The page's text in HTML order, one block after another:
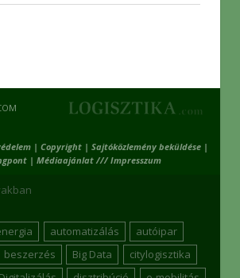
| Copyright | Sajtóközlemény beküldése |
| Médiaajánlat /// Impresszum
automatizálás
autóipar
beszerzés Big Data
citylogisztika